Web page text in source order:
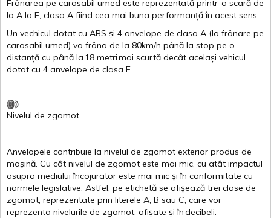
Frânarea pe carosabil umed este reprezentată printr-o scară de
la A la E clasa A fiind cea mai buna performanță în acest sens.
Un vechicul dotat cu ABS și 4 anvelope de clasa A (la frânare pe
carosabil umed) va frâna de la 80km/h până la stop pe o
distanță cu până la 18 metrimai scurtă decât același vehicul
dotat cu 4 anvelope de clasa E
Nivelul de zgomot
Anvelopele contribuie la nivelul de zgomot exterior produs de
mașină . Cu cât nivelul de zgomot este mai mic, cu atât impactul
asupra mediului încojurator este mai mic și în conformitate cu
normele legislative. Astfel , pe etichetă se afișează trei clase de
zgomot reprezentate prin literele A B sau C , care vor
reprezenta nivelurile de zgomot afișate și îndecibeli